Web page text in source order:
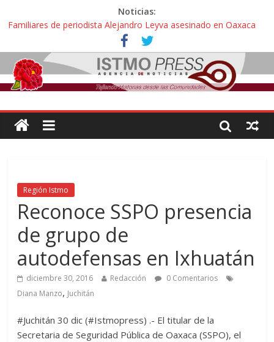
Noticias:
Familiares de periodista Alejandro Leyva asesinado en Oaxaca
protestan y exigen justicia en desfile de delegaciones
Alertan pescadores de Juchitán, Oaxaca de nuevo despojo de su
territorio para construir un parque eólico
Pescadores y comuneros ikoots detienen la extracción ilegal de
material pétreo de gravera Oyamel
ahora pescadores de Salinas del Marqués denuncian daños de
Pemex
Región Istmo
Reconoce SSPO presencia
de grupo de
autodefensas en Ixhuatán
diciembre 30, 2016 Redacción
0 Comentarios
Diana Manzo, Juchitán
#Juchitán 30 dic (#Istmopress) .- El titular de la
Secretaria de Seguridad Pública de Oaxaca (SSPO), el